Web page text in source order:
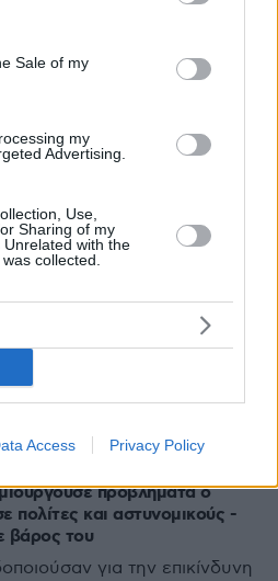
and its third-party tags to
purposes in below Google
Sale of my
my
Advertising.
Use,
Sharing of my
with the
collected.
Access Privacy Policy
προβλήματα ο
πολίτες και αστυνομικούς -
βάρος του
για την επικίνδυνη